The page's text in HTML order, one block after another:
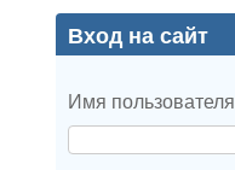
Вход на сайт
Имя пользователя